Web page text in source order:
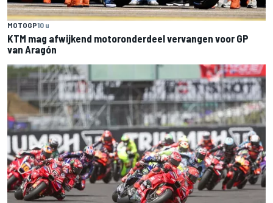
MOTOGP10 u
KTM mag afwijkend motoronderdeel vervangen voor GP
van Aragón